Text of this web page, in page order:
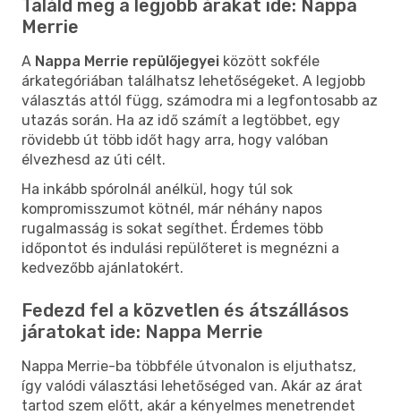
Találd meg a legjobb árakat ide: Nappa
Merrie
A Nappa Merrie repülőjegyei között sokféle
árkategóriában találhatsz lehetőségeket. A legjobb
választás attól függ, számodra mi a legfontosabb az
utazás során. Ha az idő számít a legtöbbet, egy
rövidebb út több időt hagy arra, hogy valóban
élvezhesd az úti célt.
Ha inkább spórolnál anélkül, hogy túl sok
kompromisszumot kötnél, már néhány napos
rugalmasság is sokat segíthet. Érdemes több
időpontot és indulási repülőteret is megnézni a
kedvezőbb ajánlatokért.
Fedezd fel a közvetlen és átszállásos
járatokat ide: Nappa Merrie
Nappa Merrie-ba többféle útvonalon is eljuthatsz,
így valódi választási lehetőséged van. Akár az árat
tartod szem előtt, akár a kényelmes menetrendet